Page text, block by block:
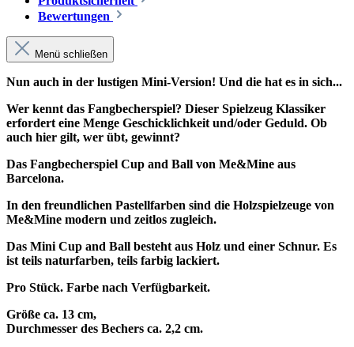
Bewertungen
Menü schließen
Nun auch in der lustigen Mini-Version! Und die hat es in sich...
Wer kennt das Fangbecherspiel? Dieser Spielzeug Klassiker
erfordert eine Menge Geschicklichkeit und/oder Geduld. Ob
auch hier gilt, wer übt, gewinnt?
Das Fangbecherspiel Cup and Ball von Me&Mine aus
Barcelona.
In den freundlichen Pastellfarben sind die Holzspielzeuge von
Me&Mine modern und zeitlos zugleich.
Das Mini Cup and Ball besteht aus Holz und einer Schnur. Es
ist teils naturfarben, teils farbig lackiert.
Pro Stück. Farbe nach Verfügbarkeit.
Größe ca. 13 cm,
Durchmesser des Bechers ca. 2,2 cm.